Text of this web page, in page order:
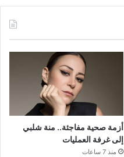
أزمة صحية مفاجئة.. منة شلبي
إلى غرفة العمليات
منذ 7 ساعات